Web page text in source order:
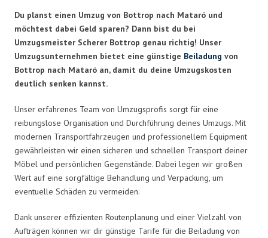
Du planst einen Umzug von Bottrop nach Mataró und
möchtest dabei Geld sparen? Dann bist du bei
Umzugsmeister Scherer Bottrop genau richtig! Unser
Umzugsunternehmen bietet eine günstige Beiladung von
Bottrop nach Mataró an, damit du deine Umzugskosten
deutlich senken kannst.
Unser erfahrenes Team von Umzugsprofis sorgt für eine
reibungslose Organisation und Durchführung deines Umzugs. Mit
modernen Transportfahrzeugen und professionellem Equipment
gewährleisten wir einen sicheren und schnellen Transport deiner
Möbel und persönlichen Gegenstände. Dabei legen wir großen
Wert auf eine sorgfältige Behandlung und Verpackung, um
eventuelle Schäden zu vermeiden.
Dank unserer effizienten Routenplanung und einer Vielzahl von
Aufträgen können wir dir günstige Tarife für die Beiladung von